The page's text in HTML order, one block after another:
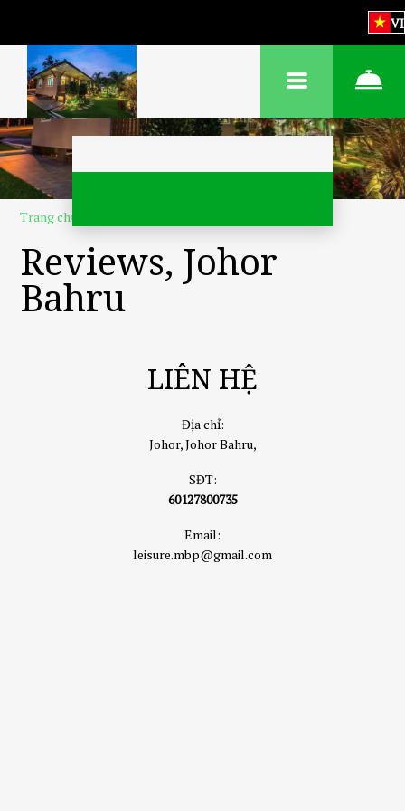
VI
Trang chủ
Reviews, Johor
Bahru
LIÊN HỆ
Địa chỉ:
Johor, Johor Bahru,
SĐT:
60127800735
Email:
leisure.mbp@gmail.com